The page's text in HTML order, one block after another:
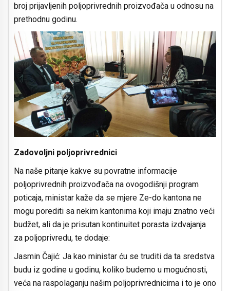
broj prijavljenih poljoprivrednih proizvođača u odnosu na
prethodnu godinu.
Zadovoljni poljoprivrednici
Na naše pitanje kakve su povratne informacije
poljoprivrednih proizvođača na ovogodišnji program
poticaja, ministar kaže da se mjere Ze-do kantona ne
mogu porediti sa nekim kantonima koji imaju znatno veći
budžet, ali da je prisutan kontinuitet porasta izdvajanja
za poljoprivredu, te dodaje:
Jasmin Čajić: Ja kao ministar ću se truditi da ta sredstva
budu iz godine u godinu, koliko budemo u mogućnosti,
veća na raspolaganju našim poljoprivrednicima i to je ono